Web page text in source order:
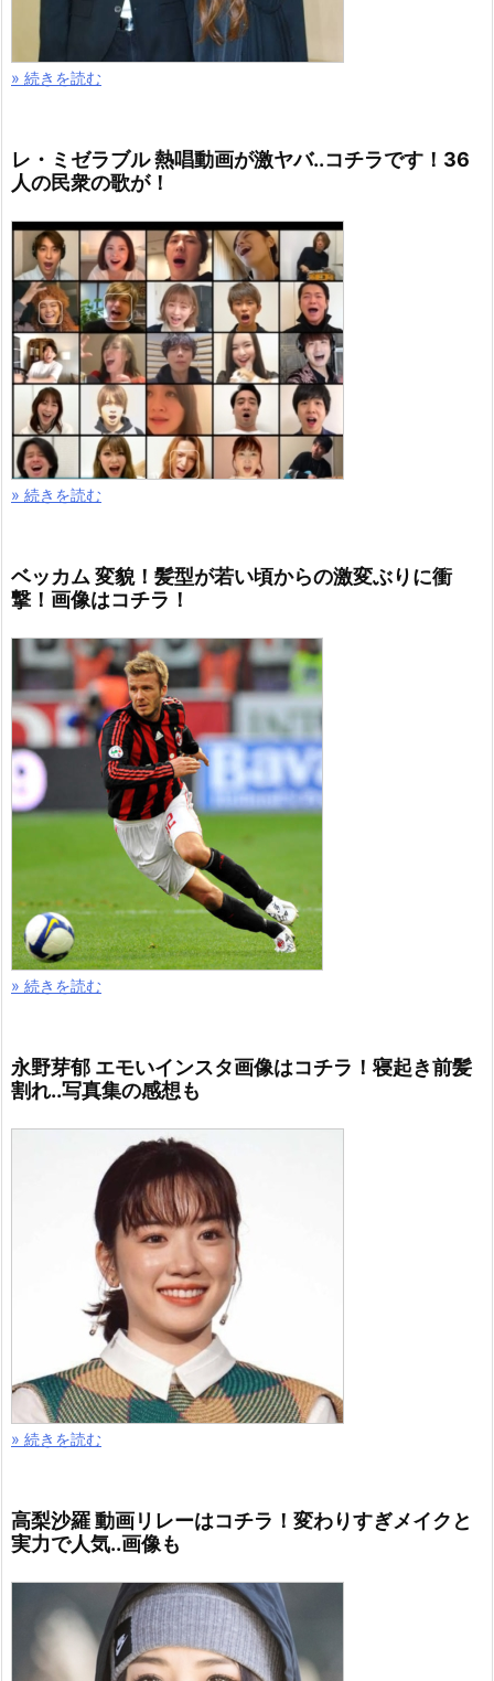
» 続きを読む
レ・ミゼラブル 熱唱動画が激ヤバ..コチラです！36
人の民衆の歌が！
» 続きを読む
ベッカム 変貌！髪型が若い頃からの激変ぶりに衝
撃！画像はコチラ！
» 続きを読む
永野芽郁 エモいインスタ画像はコチラ！寝起き前髪
割れ..写真集の感想も
» 続きを読む
高梨沙羅 動画リレーはコチラ！変わりすぎメイクと
実力で人気..画像も